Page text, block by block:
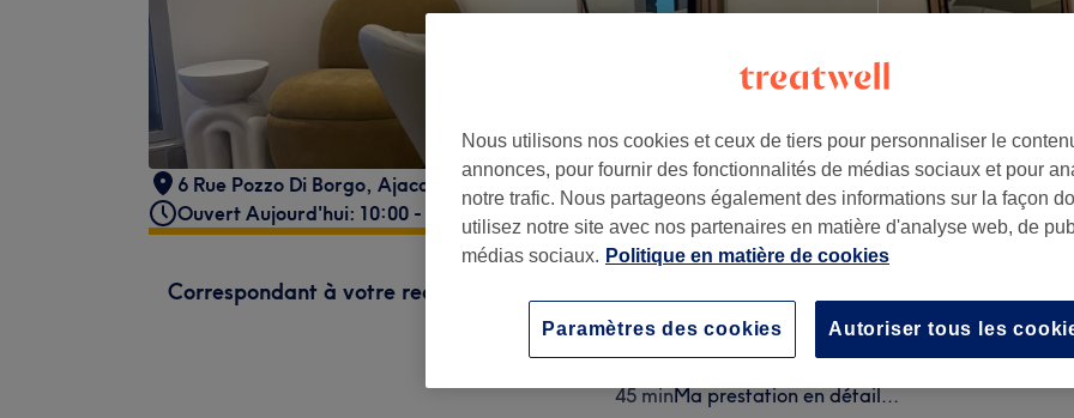
6 Rue Pozzo Di Borgo, Ajaccio
20000
Ouvert Aujourd'hui: 10:00 - 13:30
Correspondant à votre recherche
30 minMa prestation en détail...
Fille - Coupe
45 minMa prestation en détail...
Nous utilisons nos cookies et ceux de tiers pour personnaliser le
annonces, pour fournir des fonctionnalités de médias sociaux et pour
notre trafic. Nous partageons également des informations sur la façon
utilisez notre site avec nos partenaires en matière d'analyse web, de
médias sociaux. Politique en matière de cookies
Autoriser tous les
Paramètres des cookies